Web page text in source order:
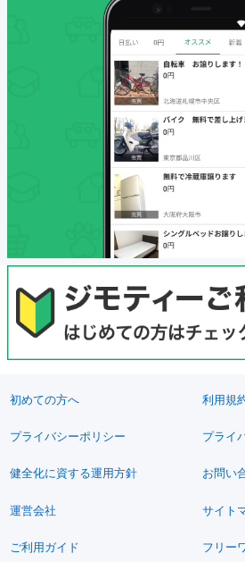
初めての方へ 利用規
プライバシーポリシー プライ
健全化に資する運用方針 お問い
運営会社 サイト
ご利用ガイド フリー